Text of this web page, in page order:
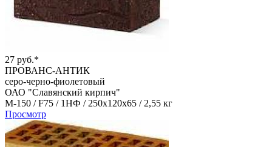
27 руб.*
ПРОВАНС-АНТИК
серо-черно-фиолетовый
ОАО "Славянский кирпич"
М-150 /F75 / 1НФ /250х120х65 /2,55 кг
Просмотр